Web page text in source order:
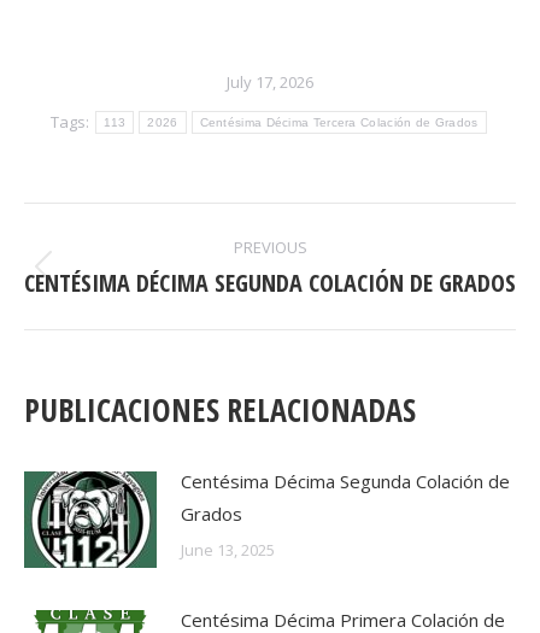
July 17, 2026
Tags:
113 2026 Centésima Décima Tercera Colación de Grados
NAVIGATION PREVIOUS
Previous
CENTÉSIMA DÉCIMA SEGUNDA COLACIÓN DE GRADOS
PUBLICACIONES RELACIONADAS
Centésima Décima Segunda Colación de
Grados
June 13, 2025
Centésima Décima Primera Colación de